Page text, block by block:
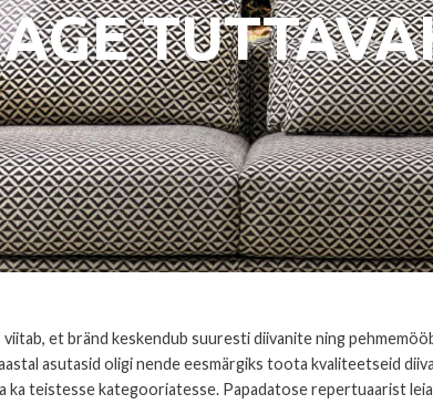
viitab, et bränd keskendub suuresti diivanite ning
asutasid oligi nende eesmärgiks toota kvaliteetseid
ka teistesse kategooriatesse. Papadatose repertuaarist